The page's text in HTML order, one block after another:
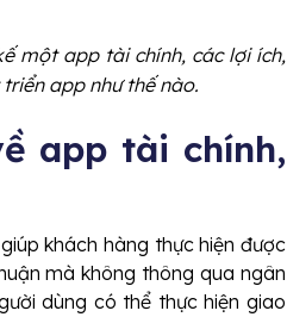
một app tài chính, các lợi ích,
app như thế nào.
app tài chính,
khách hàng thực hiện được
mà không thông qua ngân
dùng có thể thực hiện giao